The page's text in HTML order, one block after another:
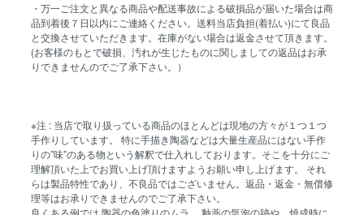
・万一ご注文と異なる商品や配送事故による破損品が届いた場合は商
品到着後７日以内にご連絡ください。送料当店負担(着払い)にて良品
と交換させていただきます。在庫がない場合は返金させて頂きます。
(お客様のもとで破損、汚れが生じたものに関しましての返品はお承
りできませんのでご了承下さい。）
※注 : 当店で取り扱っている商品のほとんどは現地の方々が１つ１つ
手作りしています。 特に手描き陶器などは大量生産品にはない手作
りの”味”のある物という解釈で仕入れしております。そこを十分にご
理解頂いた上でお買い上げ頂けますようお願い申し上げます。 それ
らは製品特性であり、不良品ではございません。返品・返金・無償修
理等はお承りできませんのでご了承下さい。